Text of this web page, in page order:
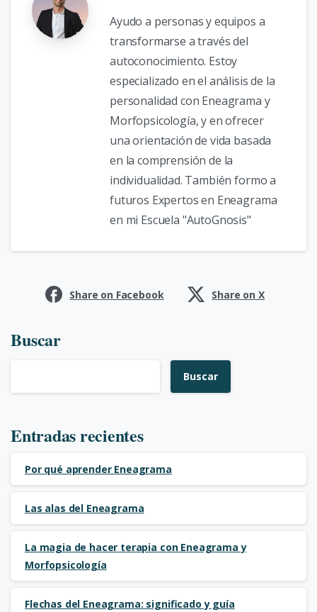
Ayudo a personas y equipos a
transformarse a través del
autoconocimiento. Estoy
especializado en el análisis de la
personalidad con Eneagrama y
Morfopsicología, y en ofrecer
una orientación de vida basada
en la comprensión de la
individualidad. También formo a
futuros Expertos en Eneagrama
en mi Escuela "AutoGnosis"
Share on Facebook Share on X
Buscar
Buscar
Entradas recientes
Por qué aprender Eneagrama
Las alas del Eneagrama
La magia de hacer terapia con Eneagrama y
Morfopsicología
Flechas del Eneagrama: significado y guía